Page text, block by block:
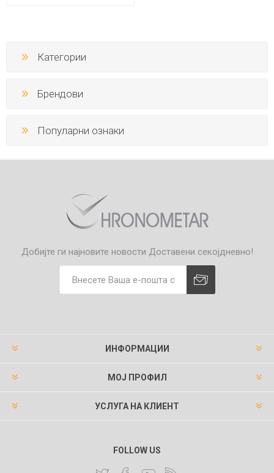
Категории
Брендови
Популарни ознаки
Добијте ги најновите новости Доставени секојдневно!
ИНФОРМАЦИИ
МОЈ ПРОФИЛ
УСЛУГА НА КЛИЕНТ
FOLLOW US